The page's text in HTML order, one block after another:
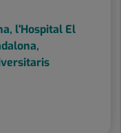
​​l'Hospital El